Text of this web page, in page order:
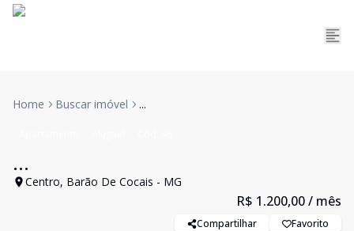
Home Buscar imóvel ...
...
Centro, Barão De Cocais - MG
R$ 1.200,00/ mês
Compartilhar Favorito